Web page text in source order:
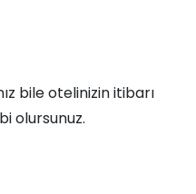
bile otelinizin itibarı
olursunuz.